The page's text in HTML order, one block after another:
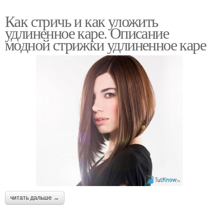
Как стричь и как уложить
удлиненное каре. Описание
модной стрижки удлиненное каре
читать дальше →